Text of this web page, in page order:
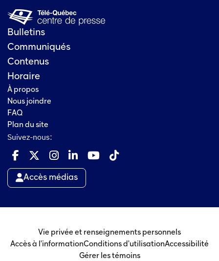
Bulletins
Communiqués
Contenus
Horaire
À propos
Nous joindre
FAQ
Plan du site
Suivez-nous:
Accès médias
Vie privée et renseignements personnels
Accès à l'informationConditions d'utilisationAccessibilité
Gérer les témoins